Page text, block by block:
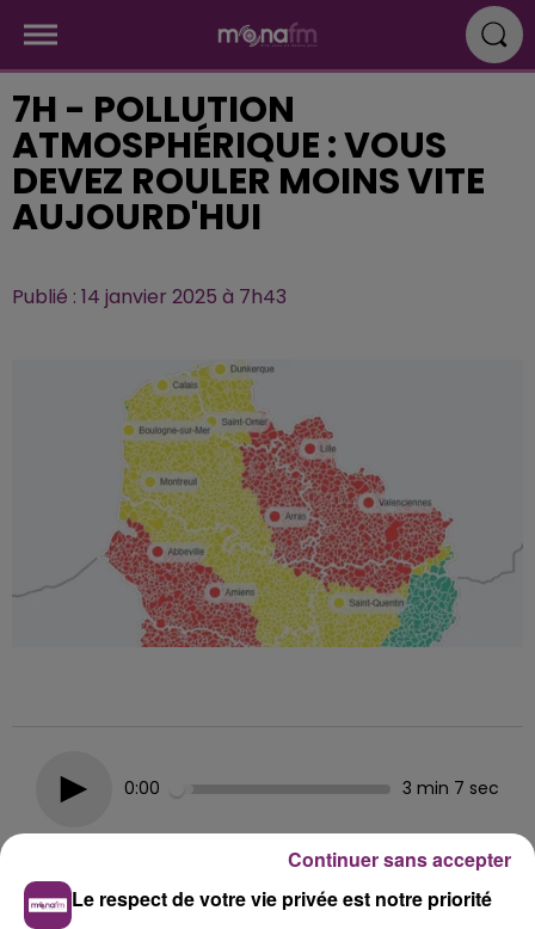
7H - POLLUTION
ATMOSPHÉRIQUE : VOUS
DEVEZ ROULER MOINS VITE
AUJOURD'HUI
Publié : 14 janvier 2025 à 7h43
0:00 3 min 7 sec
Le respect de votre vie privée est notre priorité
Continuer sans accepter